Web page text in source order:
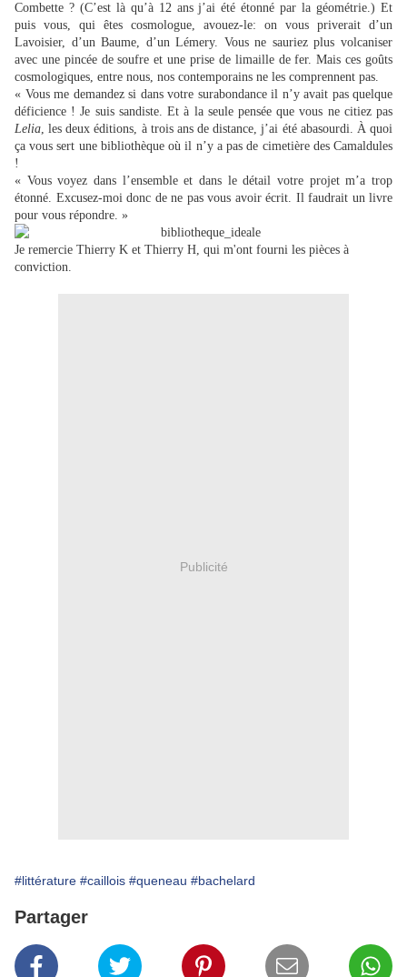
Combette ? (C’est là qu’à 12 ans j’ai été étonné par la géométrie.) Et
puis vous, qui êtes cosmologue, avouez-le: on vous priverait d’un
Lavoisier, d’un Baume, d’un Lémery. Vous ne sauriez plus volcaniser
avec une pincée de soufre et une prise de limaille de fer. Mais ces goûts
cosmologiques, entre nous, nos contemporains ne les comprennent pas.
« Vous me demandez si dans votre surabondance il n’y avait pas quelque
déficience ! Je suis sandiste. Et à la seule pensée que vous ne citiez pas
Lelia, les deux éditions, à trois ans de distance, j’ai été abasourdi. À quoi
ça vous sert une bibliothèque où il n’y a pas de cimetière des Camaldules
!
« Vous voyez dans l’ensemble et dans le détail votre projet m’a trop
étonné. Excusez-moi donc de ne pas vous avoir écrit. Il faudrait un livre
pour vous répondre. »
Je remercie Thierry K et Thierry H, qui m'ont fourni les pièces à
conviction.
Publicité
#littérature #caillois #queneau #bachelard
Partager